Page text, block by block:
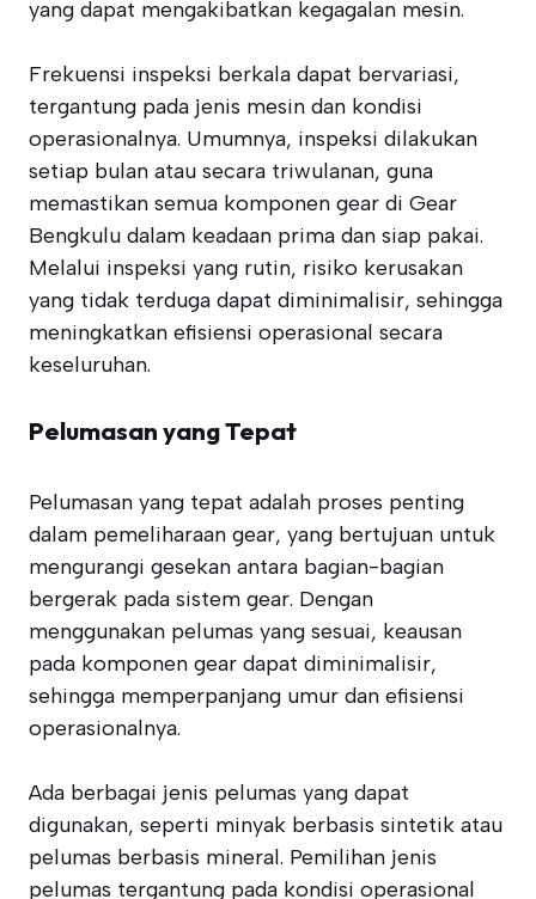
yang dapat mengakibatkan kegagalan mesin.
Frekuensi inspeksi berkala dapat bervariasi,
tergantung pada jenis mesin dan kondisi
operasionalnya. Umumnya, inspeksi dilakukan
setiap bulan atau secara triwulanan, guna
memastikan semua komponen gear di Gear
Bengkulu dalam keadaan prima dan siap pakai.
Melalui inspeksi yang rutin, risiko kerusakan
yang tidak terduga dapat diminimalisir, sehingga
meningkatkan efisiensi operasional secara
keseluruhan.
Pelumasan yang Tepat
Pelumasan yang tepat adalah proses penting
dalam pemeliharaan gear, yang bertujuan untuk
mengurangi gesekan antara bagian-bagian
bergerak pada sistem gear. Dengan
menggunakan pelumas yang sesuai, keausan
pada komponen gear dapat diminimalisir,
sehingga memperpanjang umur dan efisiensi
operasionalnya.
Ada berbagai jenis pelumas yang dapat
digunakan, seperti minyak berbasis sintetik atau
pelumas berbasis mineral. Pemilihan jenis
pelumas tergantung pada kondisi operasional